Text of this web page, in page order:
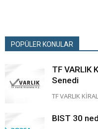
POPÜLER KONULAR
TF VARLIK
Senedi
TF VARLIK
BIST 30